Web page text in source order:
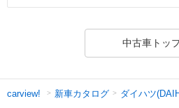
中古車トッ
carview! 新車カタログ ダイハツ